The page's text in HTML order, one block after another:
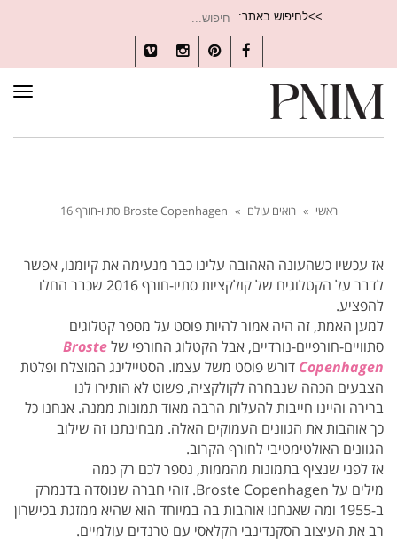
>>לחיפוש באתר:
עבור:
Facebook
Pinterest
Instagram
Vimeo
ראשי » רואים עולם » Broste Copenhagen סתיו-חורף 16
אז עכשיו כשהעונה האהובה עלינו כבר מנעימה את קיומנו, אפשר
לדבר על הקטלוגים של קולקציות סתיו-חורף 2016 שכבר החלו
להפציע.
למען האמת, זה היה אמור להיות פוסט על מספר קטלוגים
סתוויים-חורפיים-נורדיים, אבל הקטלוג החורפי שלBroste
Copenhagen דורש פוסט משל עצמו. הסטיילינג המוצלח ופלטת
הצבעים הכהה שנבחרה לקולקציה, פשוט לא הותירו לנו
ברירה והיינו חייבות להעלות הרבה מאוד תמונות ממנה. אנחנו כל
כך אוהבות את הגוונים העמוקים האלה. מבחינתנו זה שילוב
הגוונים האולטימטיבי לחורף הקרוב.
אז לפני שנציף בתמונות מהממות, נספר לכם רק כמה
מילים על Broste Copenhagen.
זוהי חברה שנוסדה בדנמרק
ב-1955 ומה שאנחנו אוהבות בה במיוחד הוא שהיא ממזגת בכישרון
רב את העיצוב הסקנדינבי הקלאסי עם טרנדים עולמיים.